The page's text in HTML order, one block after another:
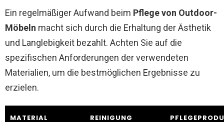
Ein regelmäßiger Aufwand beim Pflege von Outdoor-
Möbeln macht sich durch die Erhaltung der Ästhetik
und Langlebigkeit bezahlt. Achten Sie auf die
spezifischen Anforderungen der verwendeten
Materialien, um die bestmöglichen Ergebnisse zu
erzielen.
MATERIAL REINIGUNG